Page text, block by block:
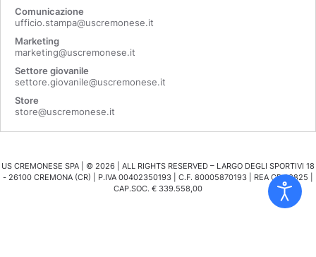
Comunicazione
ufficio.stampa@uscremonese.it
Marketing
marketing@uscremonese.it
Settore giovanile
settore.giovanile@uscremonese.it
Store
store@uscremonese.it
US CREMONESE SPA | © 2026 | ALL RIGHTS RESERVED – LARGO DEGLI SPORTIVI 18
- 26100 CREMONA (CR) | P.IVA 00402350193 | C.F. 80005870193 | REA CR 98825 |
CAP.SOC. € 339.558,00